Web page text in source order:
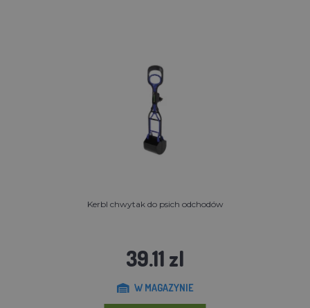
Kerbl chwytak do psich odchodów
39.11 zl
W MAGAZYNIE